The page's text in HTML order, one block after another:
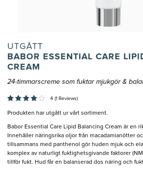
UTGÅTT
BABOR ESSENTIAL CARE
CREAM
24-timmarscreme som fuktar mjukgör &
4 (1 Reviews)
Produkten har utgått ur vårt sortiment.
Babor Essential Care Lipid Balancing Cream är en
Innehåller näringsrika oljor från macadamianötter
tillsammans med panthenol gör huden mjuk och
komplex av naturligt fuktighetsgivande faktorer
tillför fukt. Hud får en balanserad dos näring och